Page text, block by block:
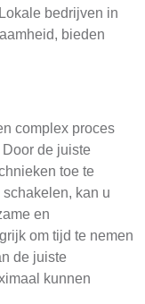
bedrijven in
bieden
complex proces
de juiste
toe te
kan u
en
om tijd te nemen
de juiste
kunnen